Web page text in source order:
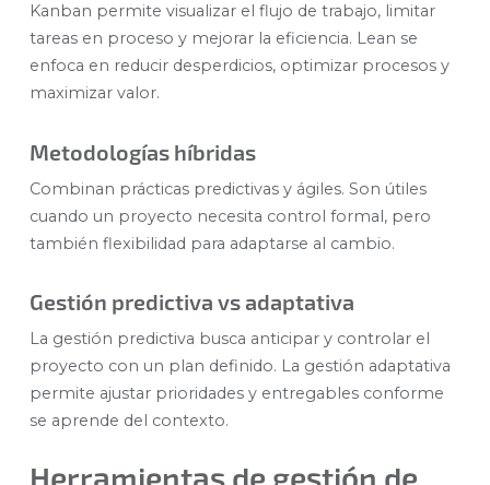
Kanban permite visualizar el flujo de trabajo, limitar
tareas en proceso y mejorar la eficiencia. Lean se
enfoca en reducir desperdicios, optimizar procesos y
maximizar valor.
Metodologías híbridas
Combinan prácticas predictivas y ágiles. Son útiles
cuando un proyecto necesita control formal, pero
también flexibilidad para adaptarse al cambio.
Gestión predictiva vs adaptativa
La gestión predictiva busca anticipar y controlar el
proyecto con un plan definido. La gestión adaptativa
permite ajustar prioridades y entregables conforme
se aprende del contexto.
Herramientas de gestión de